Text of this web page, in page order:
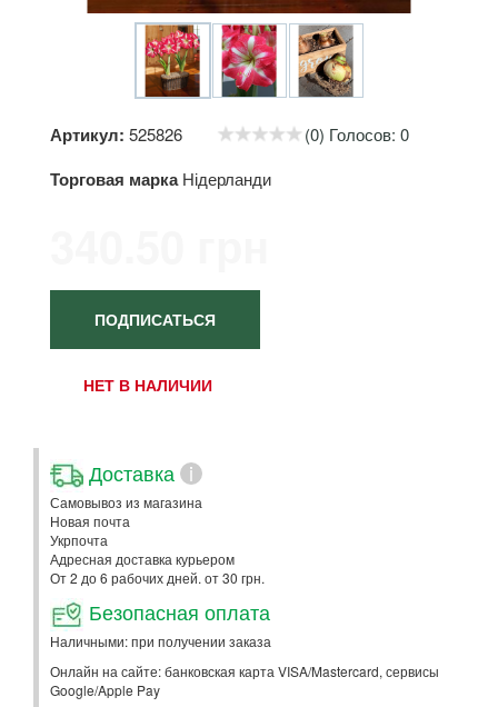
Артикул: 525826 (0) Голосов: 0
Торговая марка Нідерланди
ПОДПИСАТЬСЯ
НЕТ В НАЛИЧИИ
Доставка i
Самовывоз из магазина
Новая почта
Укрпочта
Адресная доставка курьером
От 2 до 6 рабочих дней. от 30 грн.
Безопасная оплата
Наличными: при получении заказа
Онлайн на сайте: банковская карта VISA/Mastercard, сервисы
Google/Apple Pay